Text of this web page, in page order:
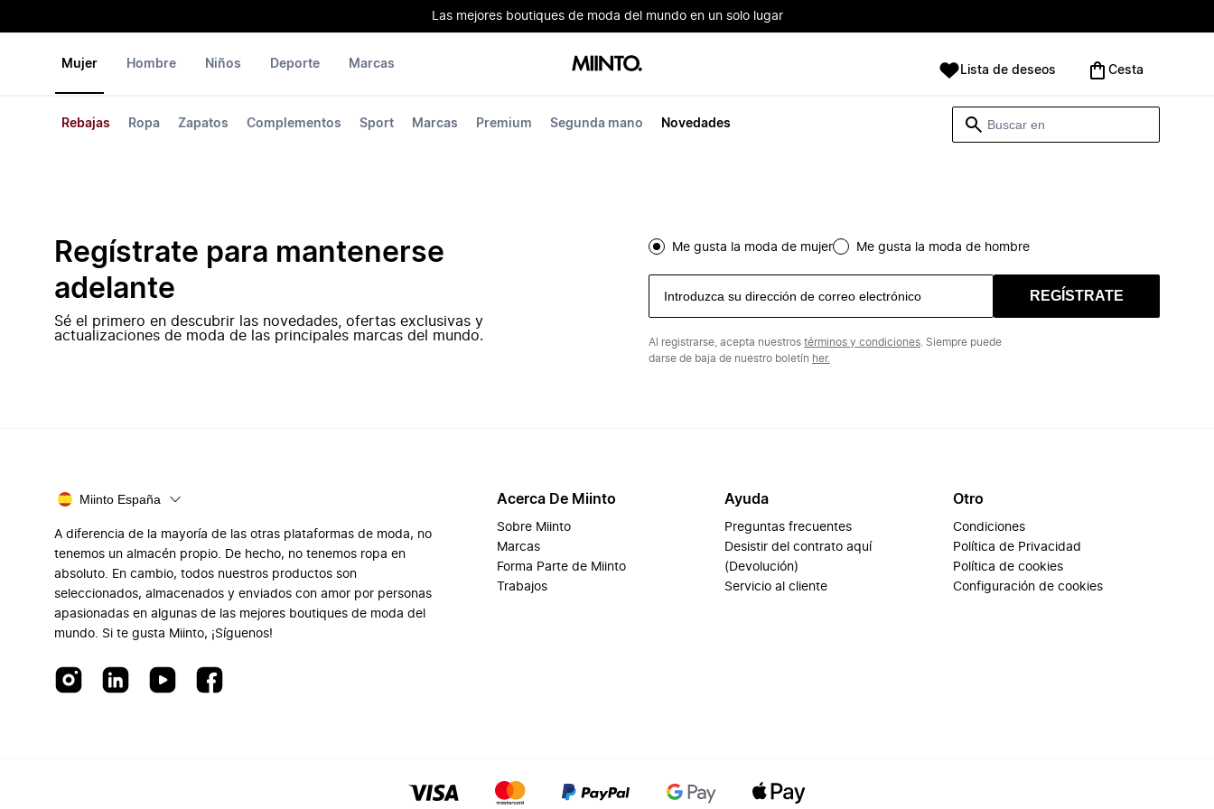
Las mejores boutiques de moda del mundo en un solo lugar
Mujer
Rebajas Ropa Zapatos Complementos Sport Marcas Premium Segunda mano Novedades
Hombre Niños Deporte Marcas Lista de deseos Cesta
Regístrate para mantenerse
adelante
Sé el primero en descubrir las novedades, ofertas exclusivas y
actualizaciones de moda de las principales marcas del mundo.
Me gusta la moda de mujer Me gusta la moda de hombre
REGÍSTRATE
Al registrarse, acepta nuestros términos y condiciones . Siempre puede
darse de baja de nuestro boletín her.
Miinto España
A diferencia de la mayoría de las otras plataformas de moda, no
tenemos un almacén propio. De hecho, no tenemos ropa en
absoluto. En cambio, todos nuestros productos son
seleccionados, almacenados y enviados con amor por personas
apasionadas en algunas de las mejores boutiques de moda del
mundo. Si te gusta Miinto, ¡Síguenos!
Acerca De Miinto
Sobre Miinto
Marcas
Forma Parte de Miinto
Trabajos
Ayuda
Preguntas frecuentes
Desistir del contrato aquí
(Devolución)
Servicio al cliente
Otro
Condiciones
Política de Privacidad
Política de cookies
Configuración de cookies